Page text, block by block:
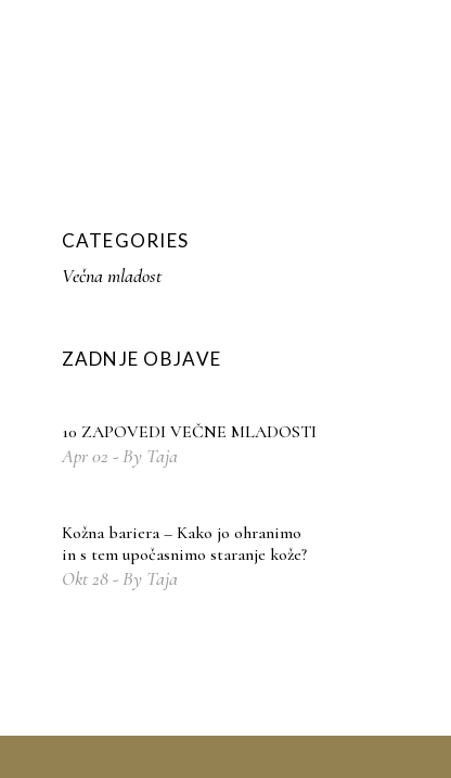
CATEGORIES
Večna mladost
ZADNJE OBJAVE
10 ZAPOVEDI VEČNE MLADOSTI
Apr 02 By Taja
Kožna bariera – Kako jo ohranimo
in s tem upočasnimo staranje kože?
Okt 28 By Taja